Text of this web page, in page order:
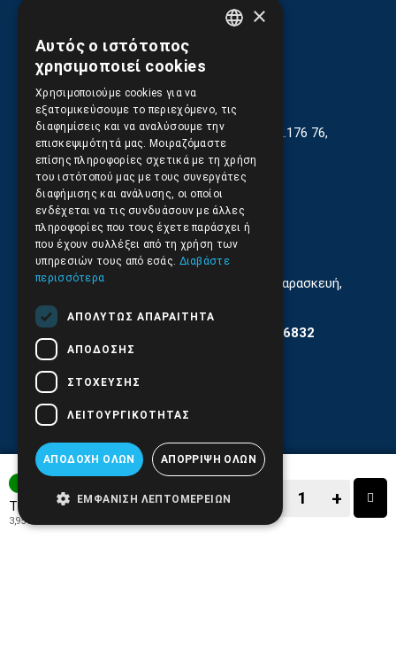
Τιμή: 4,90€
3,95€
+
Γεωργίου Κρέμου 13-17, Καλλιθέα, Τ.Κ.176 76,
Αθήνα, Ελλάδα
210.9566.401(11.30-17.00)
210.9566.402
Email:info@pds.com.gr
Εξυπηρέτηση Κοινού Δευτέρα έως Παρασκευή,
Αρ. ΓΕΜΗ 6204101000 | Αρ. ΕΜΠΑ 6832
×
Αυτός ο ιστότοπος
χρησιμοποιεί cookies
Χρησιμοποιούμε cookies για να
εξατομικεύσουμε το περιεχόμενο, τις
διαφημίσεις και να αναλύσουμε την
επισκεψιμότητά μας. Μοιραζόμαστε
επίσης πληροφορίες σχετικά με τη χρήση
του ιστότοπού μας με τους συνεργάτες
διαφήμισης και ανάλυσης, οι οποίοι
ενδέχεται να τις συνδυάσουν με άλλες
πληροφορίες που τους έχετε παράσχει ή
που έχουν συλλέξει από τη χρήση των
υπηρεσιών τους από εσάς. Διαβάστε
περισσότερα
ΑΠΟΛΎΤΩΣ ΑΠΑΡΑΊΤΗΤΑ
ΑΠΌΔΟΣΗΣ
ΣΤΌΧΕΥΣΗΣ
ΛΕΙΤΟΥΡΓΙΚΌΤΗΤΑΣ
ΑΠΟΔΟΧΉ ΌΛΩΝ ΑΠΌΡΡΙΨΗ ΌΛΩΝ
ΕΜΦΆΝΙΣΗ ΛΕΠΤΟΜΕΡΕΙΏΝ